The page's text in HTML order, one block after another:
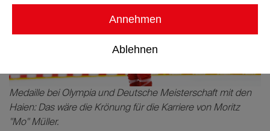
Annehmen
Ablehnen
Medaille bei Olympia und Deutsche Meisterschaft mit den
Haien: Das wäre die Krönung für die Karriere von Moritz
"Mo" Müller.